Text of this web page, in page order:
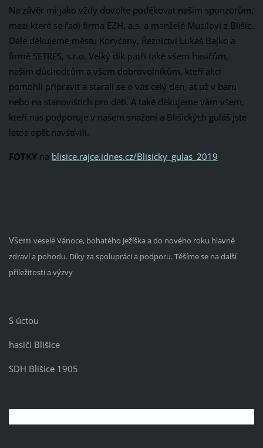
Na závěr mi jako vždy dovolte poděkovat našim sponzorům,
mezi které se řadí firma EZH, a.s. a manželé Musilovi z Blišic.
Dále děkujeme městu Koryčany, Řeznictví Lukáš Bajko a
firmě SETRES, s.r.o. Velký dík patří také všem hasičům,
našim důchodcům a všem dobrovolníkům, kteří akci
pomohli připravit a starali se o vás celý den, ať už v baru
nebo na stanovištích pro děti. A také děkujeme vám všem,
kteří nás podporuje v našem snažení a Blišických guláš jste
letos opět navštívili.
FOTKY na blisice.rajce.idnes.cz/Blisicky_gulas_2019
Všem veselé Vánoce, bohatého Ježíška a do nového roku hlavně
zdraví a pohodu. Díky za spolupráci a podporu. Těšíme se na další
příležitosti a výzvy
S úctou
hasiči Blišice
SDH Blišice 1905